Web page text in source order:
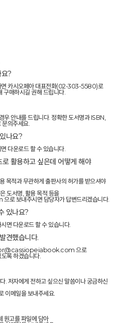
?
면 카시오페아 대표전화(02-303-5580)로
구매하시길 권해 드립니다.
우 안내를 드립니다. 정확한 도서명과 ISBN,
의주세요.
나요?
다운로드 할 수 있습니다.
활용하고 싶은데 어떻게 해야
목적과 무관하게 출판사의 허가를 받으셔야
도서명, 활용 목적 등을
내주시면 담당자가 답변드리겠습니다.
있나요?
면 다운로드 할 수 있습니다.
견했습니다.
으로
록 하겠습니다.
. 저자에게 전하고 싶으신 말씀이나 궁금하신
메일을 보내주세요.
원고를 파일에 담아